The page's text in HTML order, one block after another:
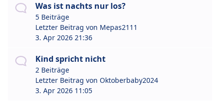
Was ist nachts nur los?
5 Beiträge
Letzter Beitrag von Mepas2111
3. Apr 2026 21:36
Kind spricht nicht
2 Beiträge
Letzter Beitrag von Oktoberbaby2024
3. Apr 2026 11:05